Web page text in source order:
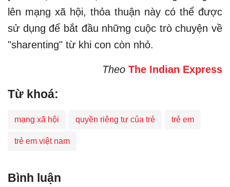
lên mạng xã hội, thỏa thuận này có thể được
sử dụng để bắt đầu những cuộc trò chuyện về
"sharenting" từ khi con còn nhỏ.
Theo The Indian Express
Từ khoá:
mạng xã hội quyền riêng tư của trẻ trẻ em
trẻ em việt nam
Bình luận